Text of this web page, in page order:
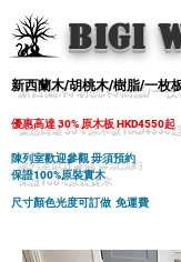
BIGI
新西蘭木/胡桃木/樹脂/一枚
優惠高達 30% 原木板 HKD4550起
陳列室歡迎參觀 毋須預約
保證100%原裝實木
尺寸顏色光度可訂做 免運費